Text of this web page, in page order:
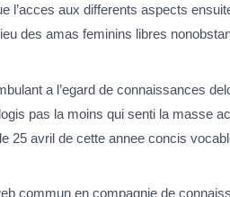
l’acces aux differents aspects
des amas feminins libres
a l’egard de connaissances
pas la moins qui senti la masse
25 avril de cette annee concis
commun en compagnie de